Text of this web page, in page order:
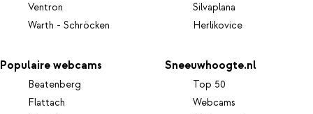
Ventron
Warth - Schröcken
Silvaplana
Herlikovice
Populaire webcams
Beatenberg
Flattach
Sneeuwhoogte.nl
Top 50
Webcams